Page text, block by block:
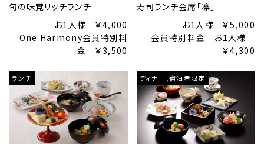
旬の味覚リッチランチ
お1人様 ￥4,000
One Harmony会員特別料
金 ￥3,500
寿司ランチ会席「凛」
お1人様 ￥5,000
会員特別料金 お1人様
￥4,300
ランチ ディナー,宿泊者限定